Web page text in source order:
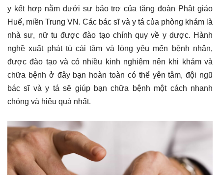
y kết hợp nằm dưới sự bảo trợ của tăng đoàn Phật giáo
Huế, miền Trung VN. Các bác sĩ và y tá của phòng khám là
nhà sư, nữ tu được đào tạo chính quy về y dược. Hành
nghề xuất phát tù cái tâm và lòng yêu mến bệnh nhân,
được đào tạo và có nhiều kinh nghiệm nên khi khám và
chữa bệnh ở đây bạn hoàn toàn có thể yên tâm, đội ngũ
bác sĩ và y tá sẽ giúp bạn chữa bệnh một cách nhanh
chóng và hiệu quả nhất.